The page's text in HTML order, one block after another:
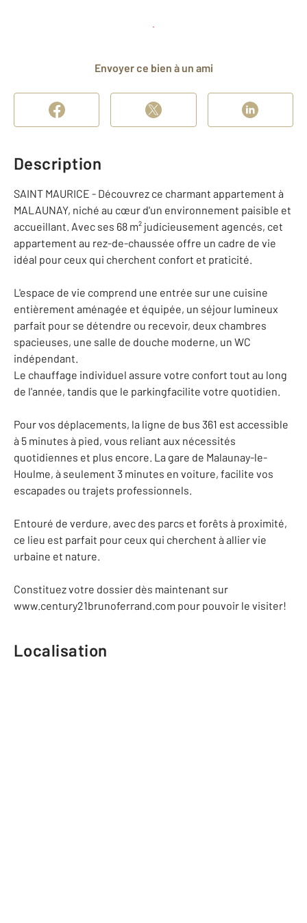
Envoyer ce bien à un ami
Description
SAINT MAURICE - Découvrez ce charmant appartement à
MALAUNAY, niché au cœur d'un environnement paisible et
accueillant. Avec ses 68 m² judicieusement agencés, cet
appartement au rez-de-chaussée offre un cadre de vie
idéal pour ceux qui cherchent confort et praticité.
L'espace de vie comprend une entrée sur une cuisine
entièrement aménagée et équipée, un séjour lumineux
parfait pour se détendre ou recevoir, deux chambres
spacieuses, une salle de douche moderne, un WC
indépendant.
Le chauffage individuel assure votre confort tout au long
de l'année, tandis que le parkingfacilite votre quotidien.
Pour vos déplacements, la ligne de bus 361 est accessible
à 5 minutes à pied, vous reliant aux nécessités
quotidiennes et plus encore. La gare de Malaunay-le-
Houlme, à seulement 3 minutes en voiture, facilite vos
escapades ou trajets professionnels.
Entouré de verdure, avec des parcs et forêts à proximité,
ce lieu est parfait pour ceux qui cherchent à allier vie
urbaine et nature.
Constituez votre dossier dès maintenant sur
www.century21brunoferrand.com pour pouvoir le visiter!
Localisation